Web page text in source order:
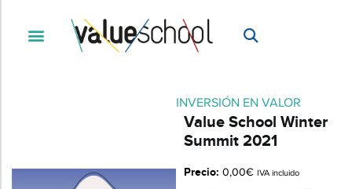
INVERSIÓN EN VALOR
Value School Winter
Summit 2021
Precio: 0,00€ IVA incluido